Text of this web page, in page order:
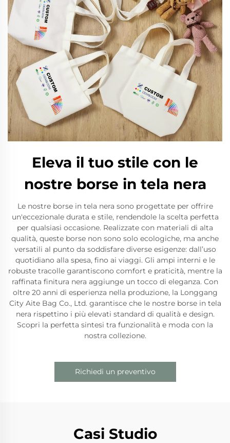
Eleva il tuo stile con le
nostre borse in tela nera
Le nostre borse in tela nera sono progettate per offrire
un'eccezionale durata e stile, rendendole la scelta perfetta
per qualsiasi occasione. Realizzate con materiali di alta
qualità, queste borse non sono solo ecologiche, ma anche
versatili al punto da soddisfare diverse esigenze: dall’uso
quotidiano alla spesa, fino ai viaggi. Gli ampi interni e le
robuste tracolle garantiscono comfort e praticità, mentre la
raffinata finitura nera aggiunge un tocco di eleganza. Con
oltre 20 anni di esperienza nella produzione, la Longgang
City Aite Bag Co., Ltd. garantisce che le nostre borse in tela
nera rispettino i più elevati standard di qualità e design.
Scopri la perfetta sintesi tra funzionalità e moda con la
nostra collezione.
Richiedi un preventivo
Casi Studio